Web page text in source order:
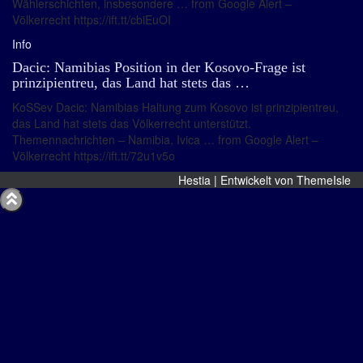
Wählerschichten, insbesondere … from Google Alert –
Völkerrecht https://ift.tt/cbiEuOI
Info
Dacic: Namibias Position in der Kosovo-Frage ist
prinzipientreu, das Land hat stets das …
KoSSev Dacic: Namibias Haltung zum Kosovo ist prinzipientreu,
das Land hat stets das Völkerrecht unterstützt.
Themennachrichten – Namibia, Ivica … from Google Alert –
Völkerrecht https://ift.tt/72u1v5o
Hestia | Entwickelt von ThemeIsle